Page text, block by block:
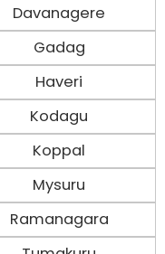
Davanagere
Gadag
Haveri
Kodagu
Koppal
Mysuru
Ramanagara